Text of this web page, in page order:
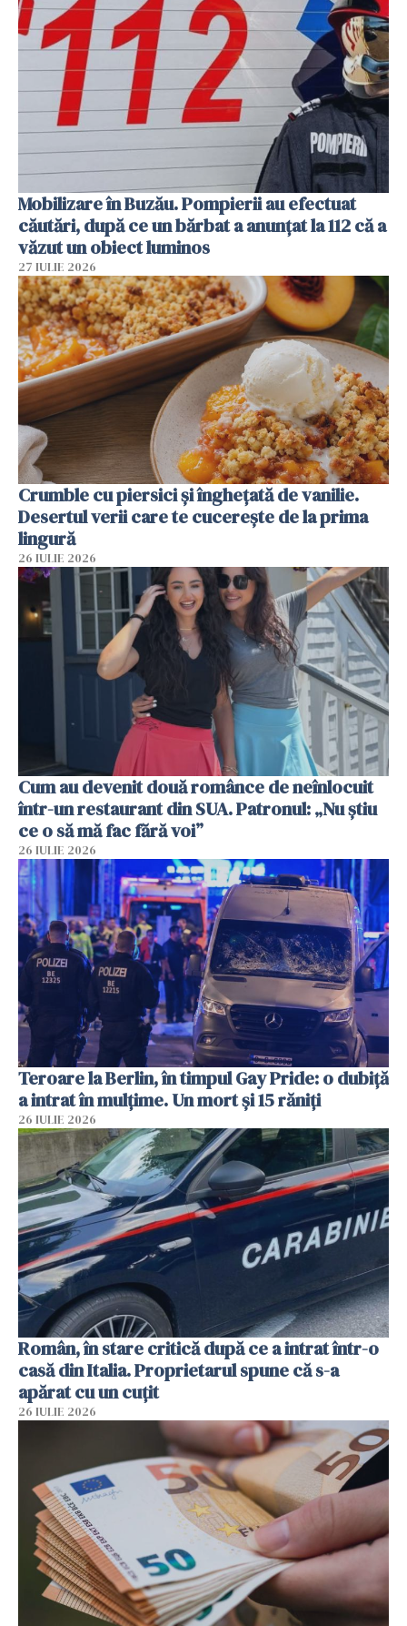
Mobilizare în Buzău. Pompierii au efectuat
căutări, după ce un bărbat a anunțat la 112 că a
văzut un obiect luminos
27 IULIE 2026
Crumble cu piersici și înghețată de vanilie.
Desertul verii care te cucerește de la prima
lingură
26 IULIE 2026
Cum au devenit două românce de neînlocuit
într-un restaurant din SUA. Patronul: „Nu știu
ce o să mă fac fără voi”
26 IULIE 2026
Teroare la Berlin, în timpul Gay Pride: o dubiță
a intrat în mulțime. Un mort și 15 răniți
26 IULIE 2026
Român, în stare critică după ce a intrat într-o
casă din Italia. Proprietarul spune că s-a
apărat cu un cuțit
26 IULIE 2026